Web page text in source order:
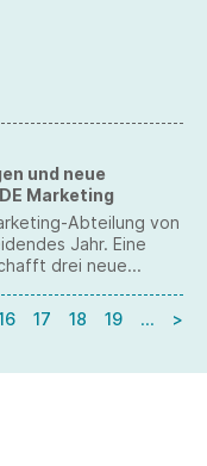
und neue
Marketing
Abteilung von
Jahr. Eine
drei neue
neue Struktur
Führungspositionen
17 18 19 … >